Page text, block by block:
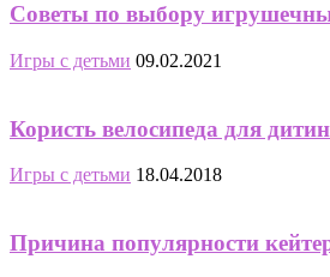
Советы по выбору
Игры с детьми 09.02.2021
Користь велосипеда для
Игры с детьми 18.04.2018
Причина популярности